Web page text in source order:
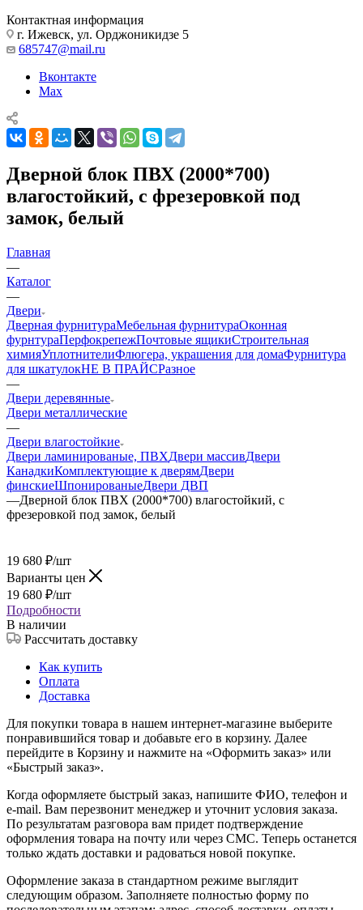
Контактная информация
г. Ижевск, ул. Орджоникидзе 5
685747@mail.ru
Вконтакте
Max
Дверной блок ПВХ (2000*700)
влагостойкий, с фрезеровкой под
замок, белый
Главная
—
Каталог
—
Двери
Дверная фурнитураМебельная фурнитураОконная
фурнтураПерфокрепежПочтовые ящикиСтроительная
химияУплотнителиФлюгера, украшения для домаФурнитура
для шкатулокНЕ В ПРАЙСРазное
—
Двери деревянные
Двери металлические
—
Двери влагостойкие
Двери ламинированые, ПВХДвери массивДвери
КанадкиКомплектующие к дверямДвери
финскиеШпонированыеДвери ДВП
—Дверной блок ПВХ (2000*700) влагостойкий, с
фрезеровкой под замок, белый
19 680 ₽/шт
Варианты цен
19 680 ₽/шт
Подробности
В наличии
Рассчитать доставку
Как купить
Оплата
Доставка
Для покупки товара в нашем интернет-магазине выберите
понравившийся товар и добавьте его в корзину. Далее
перейдите в Корзину и нажмите на «Оформить заказ» или
«Быстрый заказ».
Когда оформляете быстрый заказ, напишите ФИО, телефон и
e-mail. Вам перезвонит менеджер и уточнит условия заказа.
По результатам разговора вам придет подтверждение
оформления товара на почту или через СМС. Теперь останется
только ждать доставки и радоваться новой покупке.
Оформление заказа в стандартном режиме выглядит
следующим образом. Заполняете полностью форму по